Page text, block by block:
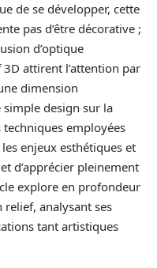
de se développer, cette
pas d’être décorative ;
d’optique
attirent l’attention par
dimension
design sur la
employées
enjeux esthétiques et
d’apprécier pleinement
explore en profondeur
relief, analysant ses
tant artistiques